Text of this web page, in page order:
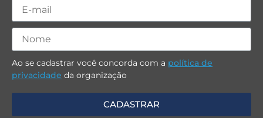
Ao se cadastrar você concorda com a política de
privacidade da organização